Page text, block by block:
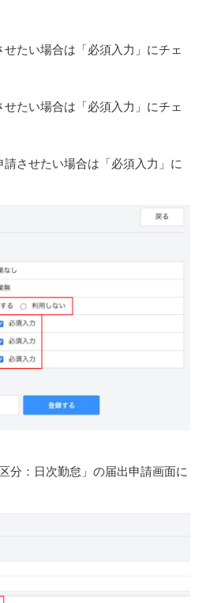
たい場合は「必須入力」にチェ
たい場合は「必須入力」にチェ
させたい場合は「必須入力」に
分：日次勤怠」の届出申請画面に